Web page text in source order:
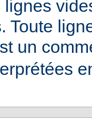
Toute
un